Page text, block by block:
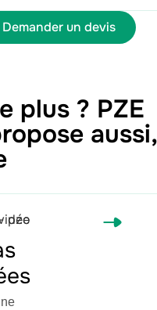
Demander un devis
plus ? PZE